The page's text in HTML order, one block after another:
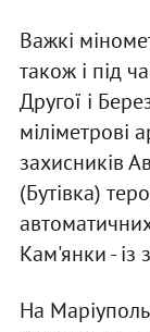
Важкі
також і під
Другої і
міліметрові
захисників
(Бутівка)
Кам'янки - із
На